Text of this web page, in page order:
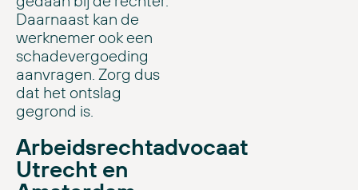
Daarnaast kan de
werknemer ook een
schadevergoeding
aanvragen. Zorg dus
dat het ontslag
gegrond is.
Arbeidsrechtadvocaat
Utrecht en